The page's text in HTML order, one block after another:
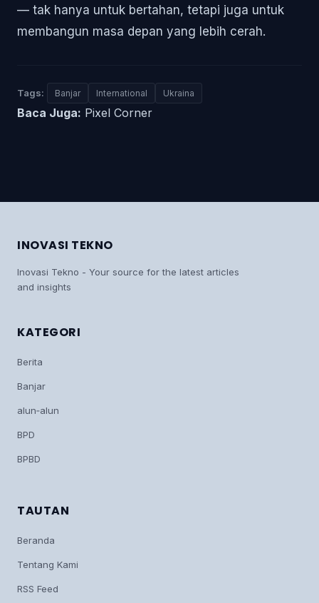
— tak hanya untuk bertahan, tetapi juga untuk
membangun masa depan yang lebih cerah.
Tags: Banjar International Ukraina
Baca Juga: Pixel Corner
INOVASI TEKNO
Inovasi Tekno - Your source for the latest articles
and insights
KATEGORI
Berita
Banjar
alun‑alun
BPD
BPBD
TAUTAN
Beranda
Tentang Kami
RSS Feed